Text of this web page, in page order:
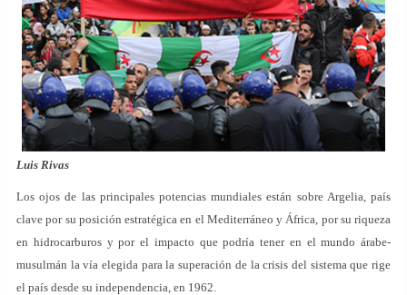
Luis Rivas
Los ojos de las principales potencias mundiales están sobre Argelia, país
clave por su posición estratégica en el Mediterráneo y África, por su riqueza
en hidrocarburos y por el impacto que podría tener en el mundo árabe-
musulmán la vía elegida para la superación de la crisis del sistema que rige
el país desde su independencia, en 1962.